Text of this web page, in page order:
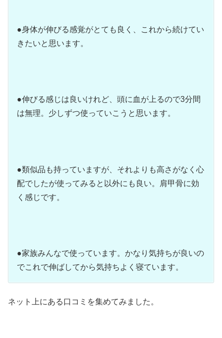
●身体が伸びる感覚がとても良く、これから続けてい
きたいと思います。
●伸びる感じは良いけれど、頭に血が上るので3分間
は無理。少しずつ使っていこうと思います。
●類似品も持っていますが、それよりも高さがなく心
配でしたが使ってみると以外にも良い。肩甲骨に効
く感じです。
●家族みんなで使っています。かなり気持ちが良いの
でこれで伸ばしてから気持ちよく寝ています。
ネット上にある口コミを集めてみました。